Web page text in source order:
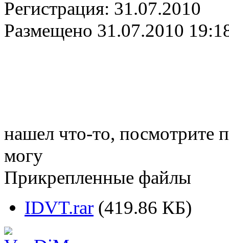
Регистрация: 31.07.2010
Размещено 31.07.2010
нашел что-то, посмотрите
могу
Прикрепленные файлы
IDVT.rar (419.86 КБ)